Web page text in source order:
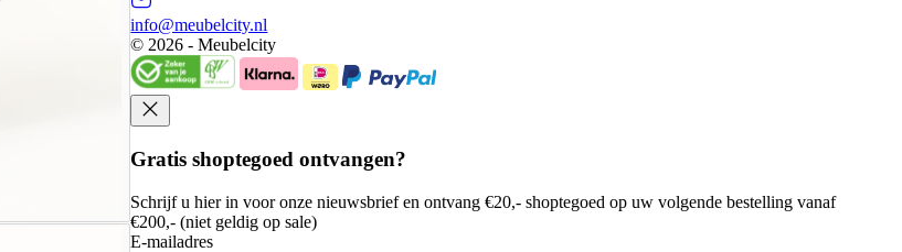
info@meubelcity.nl
© 2026 - Meubelcity
Gratis shoptegoed ontvangen?
Schrijf u hier in voor onze nieuwsbrief en ontvang €20,- shoptegoed op uw volgende bestelling vanaf
€200,- (niet geldig op sale)
E-mailadres